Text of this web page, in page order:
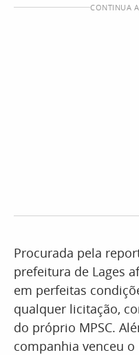
CONTINUA
Procurada pela
prefeitura de Lages
em perfeitas
qualquer licitação,
do próprio MPSC.
companhia venceu